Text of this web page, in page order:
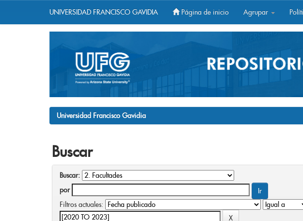
UNIVERSIDAD FRANCISCO GAVIDIA Página de inicio Agrupar
Universidad Francisco Gavidia
Buscar
Buscar:
por
Filtros actuales: